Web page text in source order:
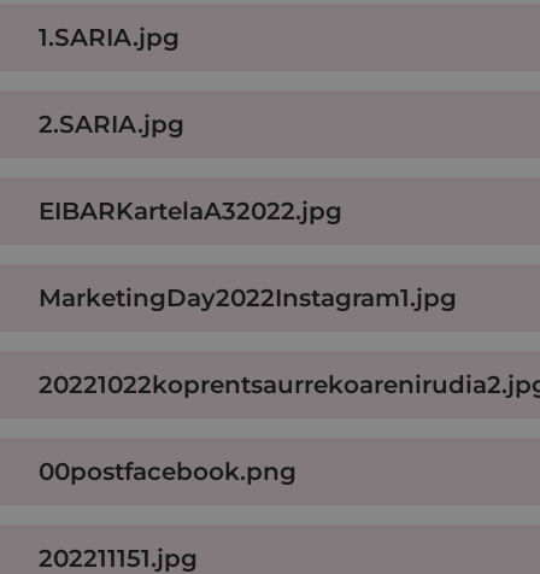
1.SARIA.jpg
2.SARIA.jpg
EIBARKartelaA32022.jpg
MarketingDay2022Instagram1.jpg
00postfacebook.png
202211151.jpg